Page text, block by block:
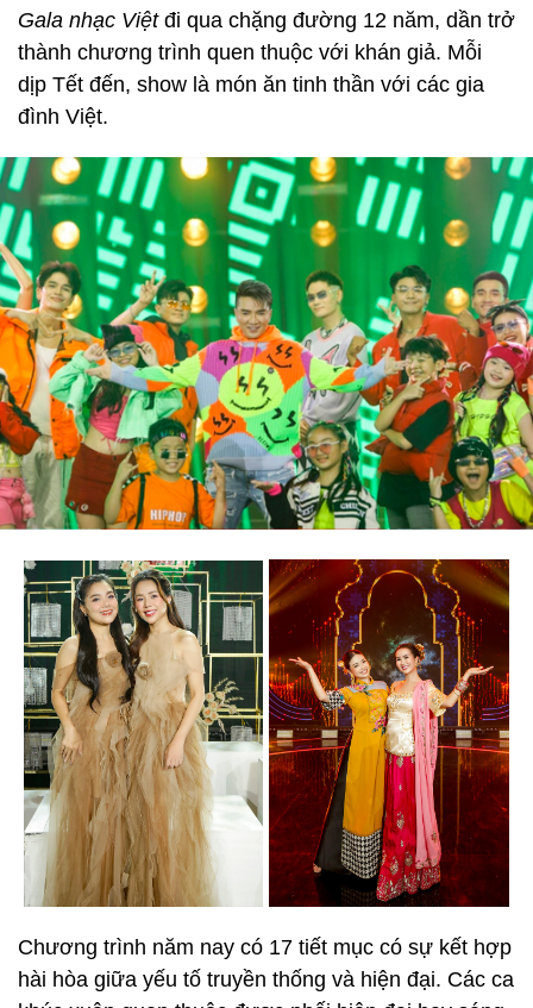
Gala nhạc Việtđi qua chặng đường 12 năm, dần trở
thành chương trình quen thuộc với khán giả. Mỗi
dịp Tết đến, show là món ăn tinh thần với các gia
đình Việt.
Chương trình năm nay có 17 tiết mục có sự kết hợp
hài hòa giữa yếu tố truyền thống và hiện đại. Các ca